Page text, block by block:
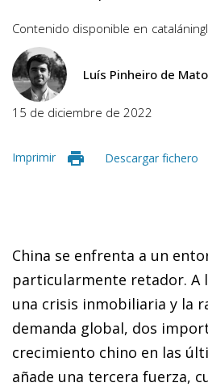
Contenido disponible en catalán
Luís Pinheiro de
15 de diciembre de 2022
Imprimir Descargar fichero
China se enfrenta a un
particularmente retador. A
una crisis inmobiliaria y la
demanda global, dos
crecimiento chino en las
añade una tercera fuerza,